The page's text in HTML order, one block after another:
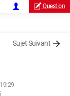
Question
Sujet Suivant